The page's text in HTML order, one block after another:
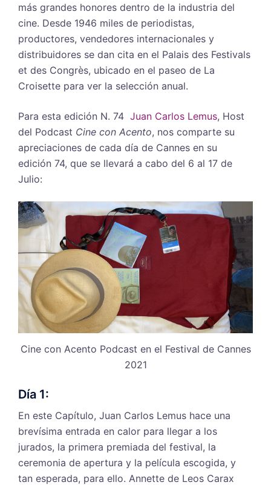
más grandes honores dentro de la industria del
cine. Desde 1946 miles de periodistas,
productores, vendedores internacionales y
distribuidores se dan cita en el Palais des Festivals
et des Congrès, ubicado en el paseo de La
Croisette para ver la selección anual.
Para esta edición N. 74 Juan Carlos Lemus, Host
del Podcast Cine con Acento, nos comparte su
apreciaciones de cada día de Cannes en su
edición 74, que se llevará a cabo del 6 al 17 de
Julio:
Cine con Acento Podcast en el Festival de Cannes
2021
Día 1:
En este Capítulo, Juan Carlos Lemus hace una
brevísima entrada en calor para llegar a los
jurados, la primera premiada del festival, la
ceremonia de apertura y la película escogida, y
tan esperada, para ello. Annette de Leos Carax